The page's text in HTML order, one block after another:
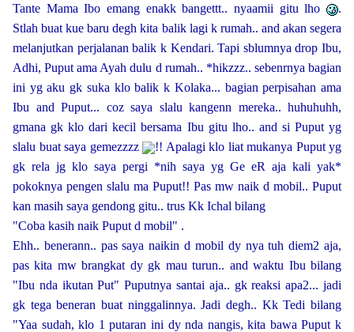
Tante Mama Ibo emang enakk bangettt.. nyaamii gitu lho
.
Stlah buat kue baru degh kita balik lagi k rumah.. and akan segera
melanjutkan perjalanan balik k Kendari. Tapi sblumnya drop Ibu,
Adhi, Puput ama Ayah dulu d rumah.. *hikzzz.. sebenrnya bagian
ini yg aku gk suka klo balik k Kolaka... bagian perpisahan ama
Ibu and Puput... coz saya slalu kangenn mereka.. huhuhuhh,
gmana gk klo dari kecil bersama Ibu gitu lho.. and si Puput yg
slalu buat saya gemezzzz
!! Apalagi klo liat mukanya Puput yg
gk rela jg klo saya pergi *nih saya yg Ge eR aja kali yak*
pokoknya pengen slalu ma Puput!! Pas mw naik d mobil.. Puput
kan masih saya gendong gitu.. trus Kk Ichal bilang
"Coba kasih naik Puput d mobil" .
Ehh.. benerann.. pas saya naikin d mobil dy nya tuh diem2 aja,
pas kita mw brangkat dy gk mau turun.. and waktu Ibu bilang
"Ibu nda ikutan Put" Puputnya santai aja.. gk reaksi apa2... jadi
gk tega beneran buat ninggalinnya. Jadi degh.. Kk Tedi bilang
"Yaa sudah, klo 1 putaran ini dy nda nangis, kita bawa Puput k